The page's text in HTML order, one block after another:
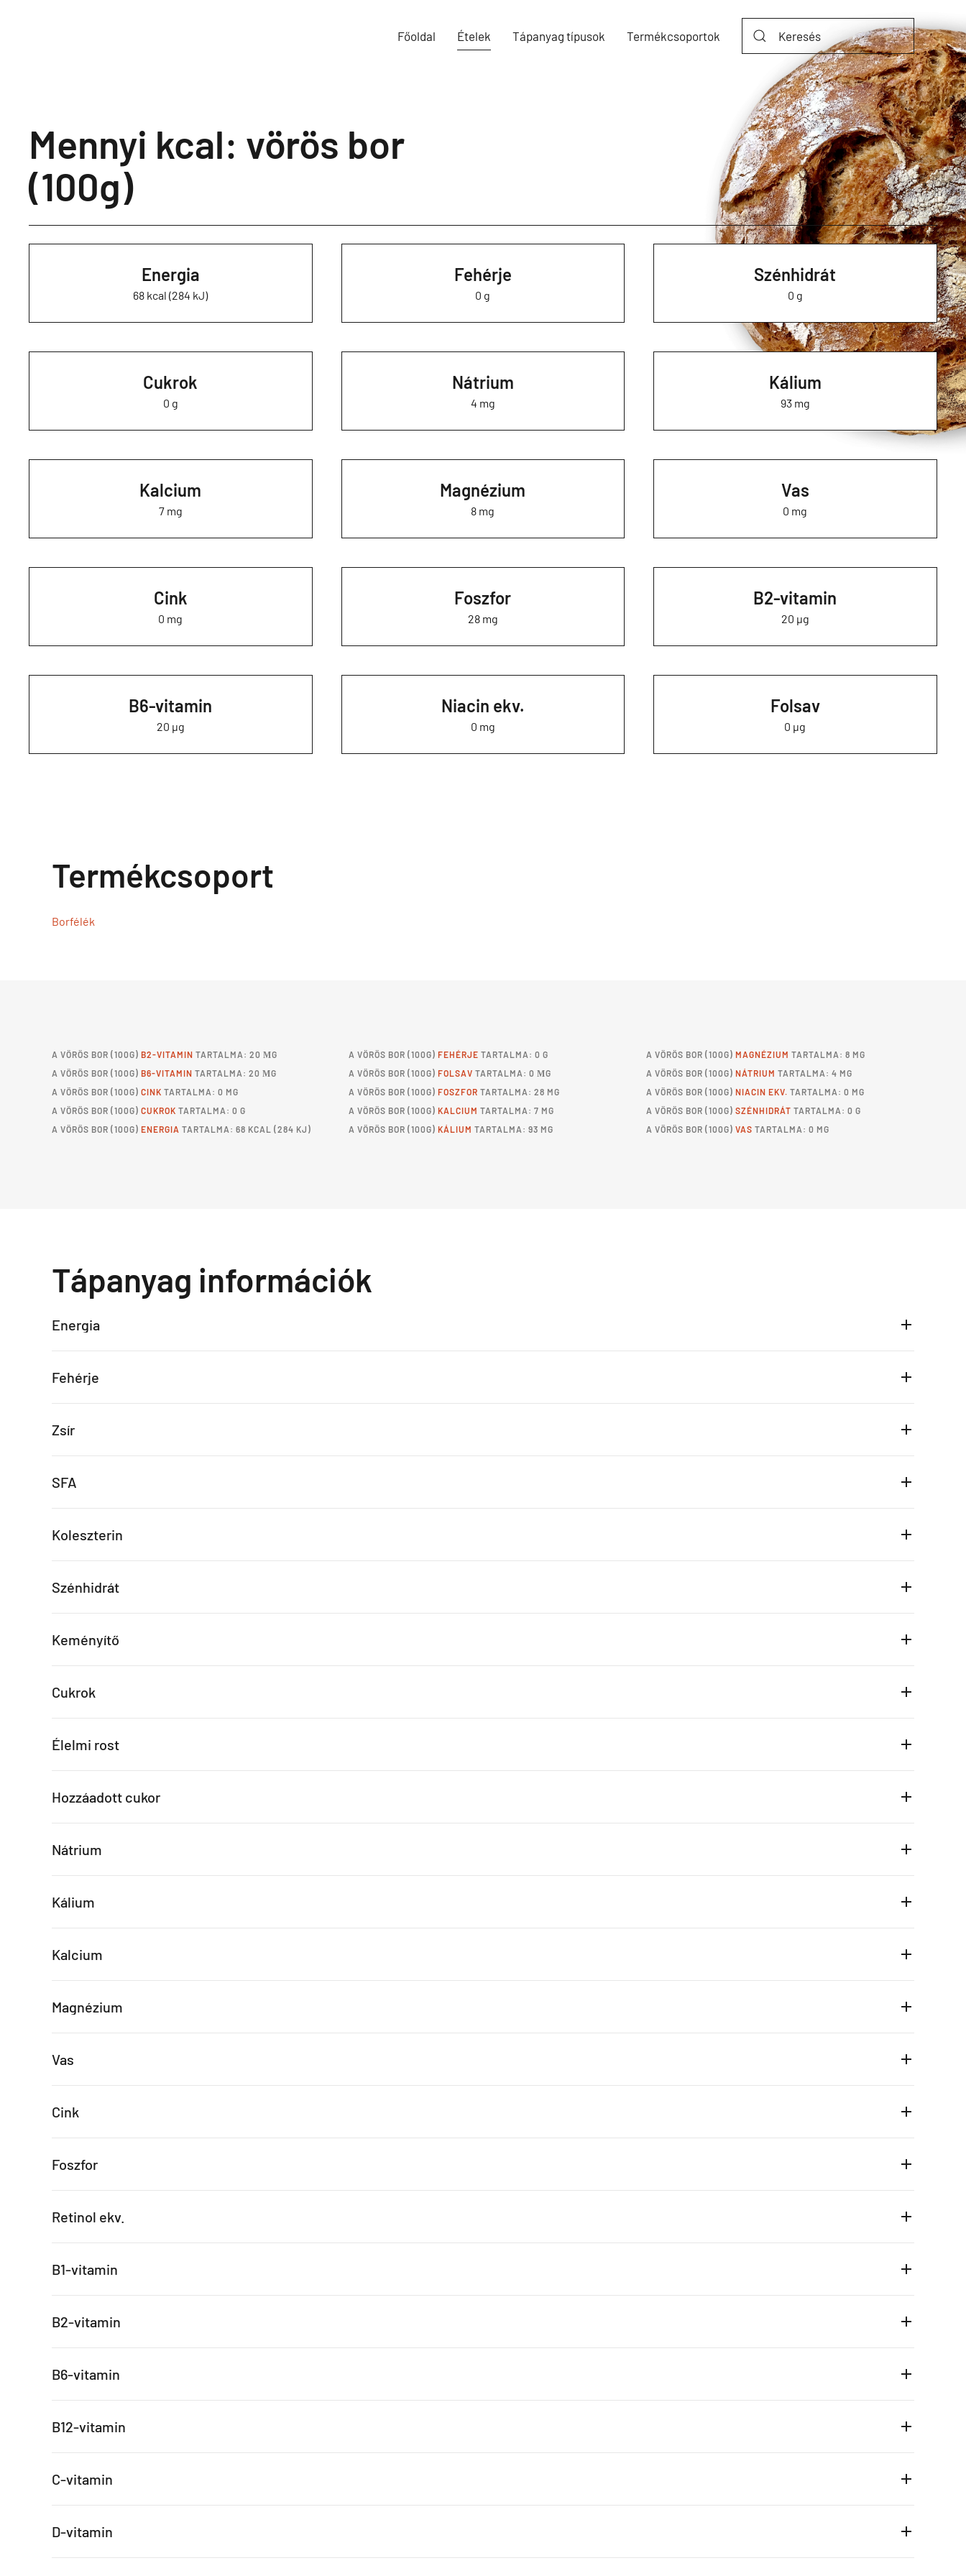
Főoldal Ételek Tápanyag típusok Termékcsoportok
Mennyi kcal: vörös bor
(100g)
Energia
68 kcal (284 kJ)
Fehérje
0 g
Szénhidrát
0 g
Cukrok
0 g
Nátrium
4 mg
Kálium
93 mg
Kalcium
7 mg
Magnézium
8 mg
Vas
0 mg
Cink
0 mg
Foszfor
28 mg
B2-vitamin
20 µg
B6-vitamin
20 µg
Niacin ekv.
0 mg
Folsav
0 µg
Termékcsoport
Borfélék
A VÖRÖS BOR (100G) B2-VITAMIN TARTALMA: 20 ΜG
A VÖRÖS BOR (100G) B6-VITAMIN TARTALMA: 20 ΜG
A VÖRÖS BOR (100G) CINK TARTALMA: 0 MG
A VÖRÖS BOR (100G) CUKROK TARTALMA: 0 G
A VÖRÖS BOR (100G) ENERGIA TARTALMA: 68 KCAL (284 KJ)
AVÖRÖS BOR (100G)FEHÉRJE TARTALMA: 0 G
AVÖRÖS BOR (100G)FOLSAV TARTALMA: 0 ΜG
AVÖRÖS BOR (100G)FOSZFOR TARTALMA: 28 MG
AVÖRÖS BOR (100G)KALCIUM TARTALMA: 7 MG
AVÖRÖS BOR (100G)KÁLIUM TARTALMA: 93 MG
A VÖRÖS BOR (100G) MAGNÉZIUM TARTALMA: 8 MG
A VÖRÖS BOR (100G) NÁTRIUM TARTALMA: 4 MG
A VÖRÖS BOR (100G) NIACIN EKV. TARTALMA: 0 MG
A VÖRÖS BOR (100G) SZÉNHIDRÁT TARTALMA: 0 G
A VÖRÖS BOR (100G) VAS TARTALMA: 0 MG
Tápanyag információk
Energia
Fehérje
Zsír
SFA
Koleszterin
Szénhidrát
Keményítő
Cukrok
Élelmi rost
Hozzáadott cukor
Nátrium
Kálium
Kalcium
Magnézium
Vas
Cink
Foszfor
Retinol ekv.
B1-vitamin
B2-vitamin
B6-vitamin
B12-vitamin
C-vitamin
D-vitamin